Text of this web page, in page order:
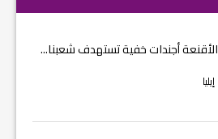
أجندات خفية تستهدف شعبنا...